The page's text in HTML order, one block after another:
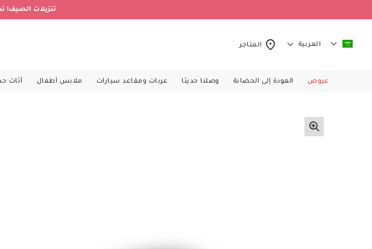
تنزيلات الصيف!
العربية المتاجر
عروض العودة إلى الحضانة وصلنا حديثا عربات ومقاعد سيارات ملابس أطفال أثاث